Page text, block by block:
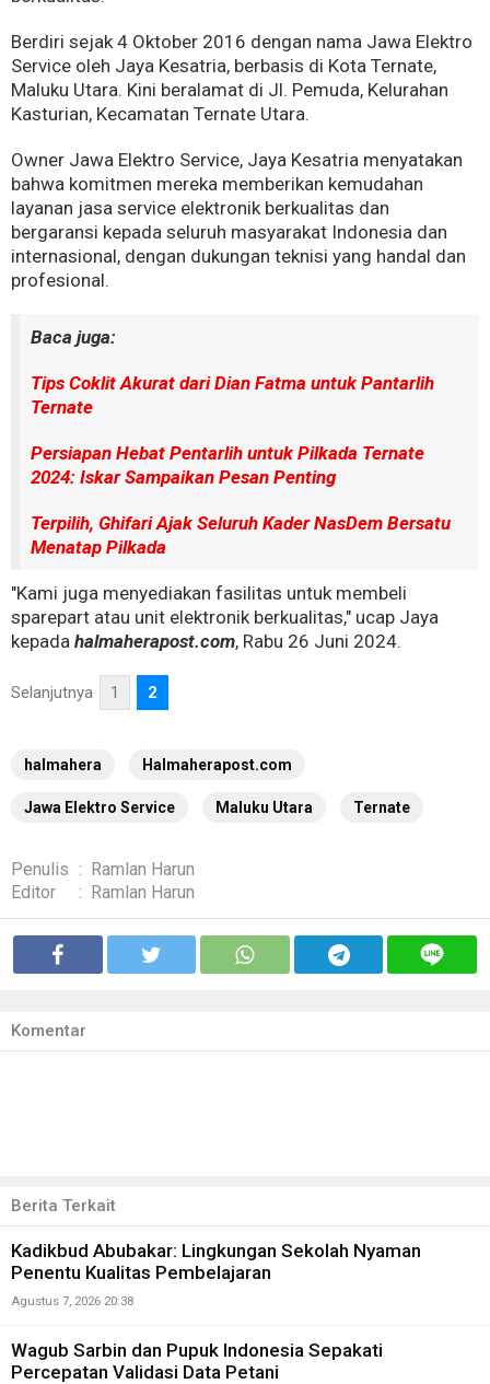
Berdiri sejak 4 Oktober 2016 dengan nama Jawa Elektro
Service oleh Jaya Kesatria, berbasis di Kota Ternate,
Maluku Utara. Kini beralamat di Jl. Pemuda, Kelurahan
Kasturian, Kecamatan Ternate Utara.
Owner Jawa Elektro Service, Jaya Kesatria menyatakan
bahwa komitmen mereka memberikan kemudahan
layanan jasa service elektronik berkualitas dan
bergaransi kepada seluruh masyarakat Indonesia dan
internasional, dengan dukungan teknisi yang handal dan
profesional.
Baca juga:
Tips Coklit Akurat dari Dian Fatma untuk Pantarlih
Ternate
Persiapan Hebat Pentarlih untuk Pilkada Ternate
2024: Iskar Sampaikan Pesan Penting
Terpilih, Ghifari Ajak Seluruh Kader NasDem Bersatu
Menatap Pilkada
"Kami juga menyediakan fasilitas untuk membeli
sparepart atau unit elektronik berkualitas," ucap Jaya
kepada halmaherapost.com, Rabu 26 Juni 2024.
Selanjutnya 1 2
halmahera Halmaherapost.com
Jawa Elektro Service Maluku Utara Ternate
Penulis : Ramlan Harun
Editor
: Ramlan Harun
Komentar
Berita Terkait
Kadikbud Abubakar: Lingkungan Sekolah Nyaman
Penentu Kualitas Pembelajaran
Agustus 7, 2026 20:38
Wagub Sarbin dan Pupuk Indonesia Sepakati
Percepatan Validasi Data Petani